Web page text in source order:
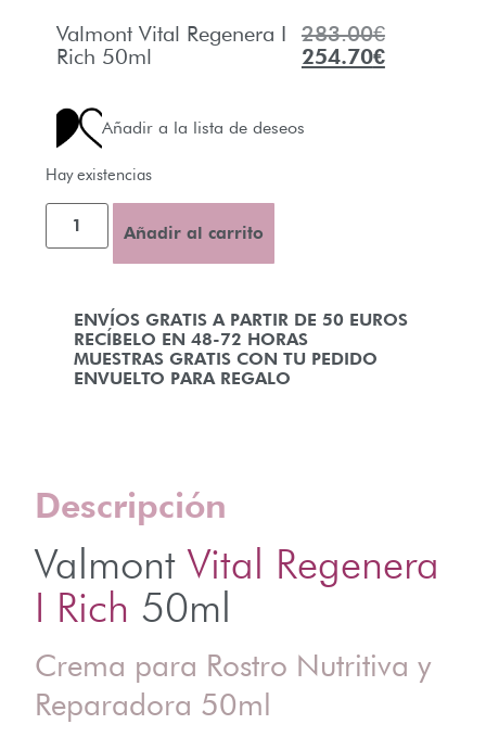
Valmont Vital Regenera I
Rich 50ml
283.00€
254.70€
Añadir a la lista de deseos
ENVÍOS GRATIS A PARTIR DE 50 EUROS
RECÍBELO EN 48-72 HORAS
MUESTRAS GRATIS CON TU PEDIDO
ENVUELTO PARA REGALO
Hay existencias
Añadir al carrito
Descripción
ValmontVital Regenera
I Rich 50ml
Crema para Rostro Nutritiva y
Reparadora 50ml